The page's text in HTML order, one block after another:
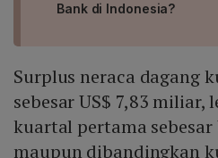
Bank di Indonesia?
Surplus neraca dagang
sebesar US$ 7,83 miliar,
kuartal pertama
maupun dibandingkan